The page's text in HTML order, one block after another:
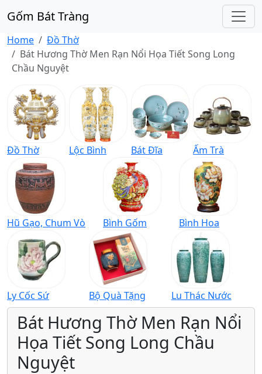
Gốm Bát Tràng
Home
Đồ Thờ
Bát Hương Thờ Men Rạn Nổi Họa Tiết Song Long
Chầu Nguyệt
Đồ Thờ Lộc Bình Bát Đĩa Ấm Trà
Hũ Gạo, Chum Vò Bình Gốm Bình Hoa
Ly Cốc Sứ Bộ Quà Tặng Lu Thác Nước
Bát Hương Thờ Men Rạn Nổi
Họa Tiết Song Long Chầu
Nguyệt